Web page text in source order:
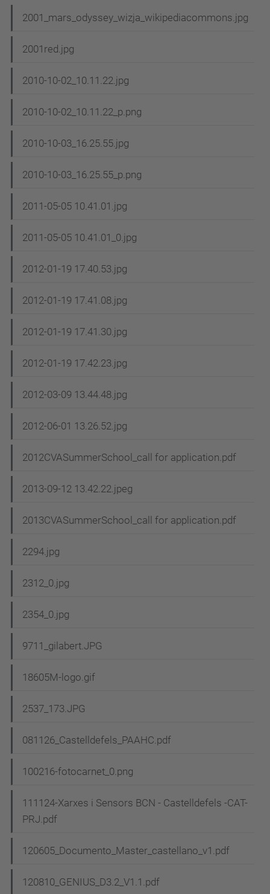
2001_mars_odyssey_wizja_wikipediacommons.jpg
2001red.jpg
2010-10-02_10.11.22.jpg
2010-10-02_10.11.22_p.png
2010-10-03_16.25.55.jpg
2010-10-03_16.25.55_p.png
2011-05-05 10.41.01.jpg
2011-05-05 10.41.01_0.jpg
2012-01-19 17.40.53.jpg
2012-01-19 17.41.08.jpg
2012-01-19 17.41.30.jpg
2012-01-19 17.42.23.jpg
2012-03-09 13.44.48.jpg
2012-06-01 13.26.52.jpg
2012CVASummerSchool_call for application.pdf
2013-09-12 13.42.22.jpeg
2013CVASummerSchool_call for application.pdf
2294.jpg
2312_0.jpg
2354_0.jpg
9711_gilabert.JPG
18605M-logo.gif
2537_173.JPG
081126_Castelldefels_PAAHC.pdf
100216-fotocarnet_0.png
111124-Xarxes i Sensors BCN - Castelldefels -CAT-
PRJ.pdf
120605_Documento_Master_castellano_v1.pdf
120810_GENIUS_D3.2_V1.1.pdf